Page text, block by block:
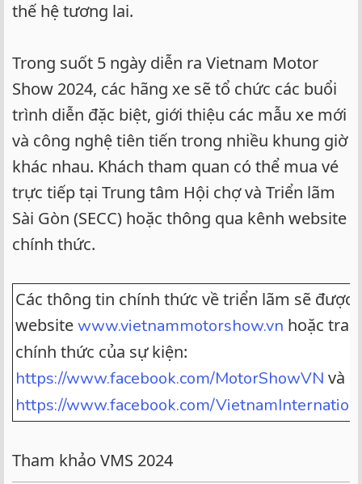
thế hệ tương lai.
Trong suốt 5 ngày diễn ra Vietnam Motor
Show 2024, các hãng xe sẽ tổ chức các buổi
trình diễn đặc biệt, giới thiệu các mẫu xe mới
và công nghệ tiên tiến trong nhiều khung giờ
khác nhau. Khách tham quan có thể mua vé
trực tiếp tại Trung tâm Hội chợ và Triển lãm
Sài Gòn (SECC) hoặc thông qua kênh website
chính thức.
Các thông tin chính thức về triển lãm sẽ được
website www.vietnammotorshow.vn hoặc
chính thức của sự kiện:
https://www.facebook.com/MotorShowVN và
https://www.facebook.com/
Tham khảo VMS 2024